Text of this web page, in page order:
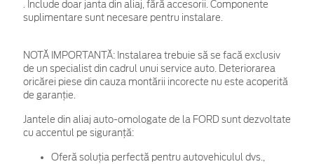
. Include doar janta din aliaj, fără accesorii. Componente
suplimentare sunt necesare pentru instalare.
NOTĂ IMPORTANTĂ: Instalarea trebuie să se facă exclusiv
de un specialist din cadrul unui service auto. Deteriorarea
oricărei piese din cauza montării incorecte nu este acoperită
de garanţie.
Jantele din aliaj auto-omologate de la FORD sunt dezvoltate
cu accentul pe siguranță:
Oferă soluția perfectă pentru autovehiculul dvs.,